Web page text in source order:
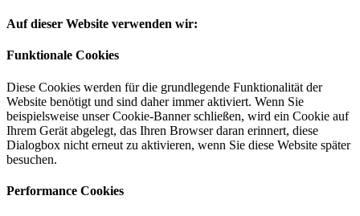
Auf dieser Website verwenden wir:
Funktionale Cookies
Diese Cookies werden für die grundlegende Funktionalität der
Website benötigt und sind daher immer aktiviert. Wenn Sie
beispielsweise unser Cookie-Banner schließen, wird ein Cookie auf
Ihrem Gerät abgelegt, das Ihren Browser daran erinnert, diese
Dialogbox nicht erneut zu aktivieren, wenn Sie diese Website später
besuchen.
Performance Cookies